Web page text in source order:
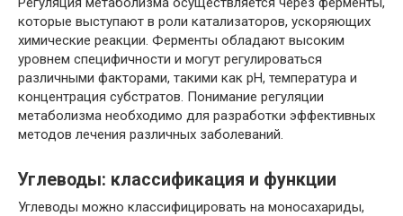
которые выступают в роли катализаторов, ускоряющих
химические реакции. Ферменты обладают высоким
уровнем специфичности и могут регулироваться
различными факторами, такими как pH, температура и
концентрация субстратов. Понимание регуляции
метаболизма необходимо для разработки эффективных
методов лечения различных заболеваний.
Углеводы: классификация и функции
Углеводы можно классифицировать на моносахариды,